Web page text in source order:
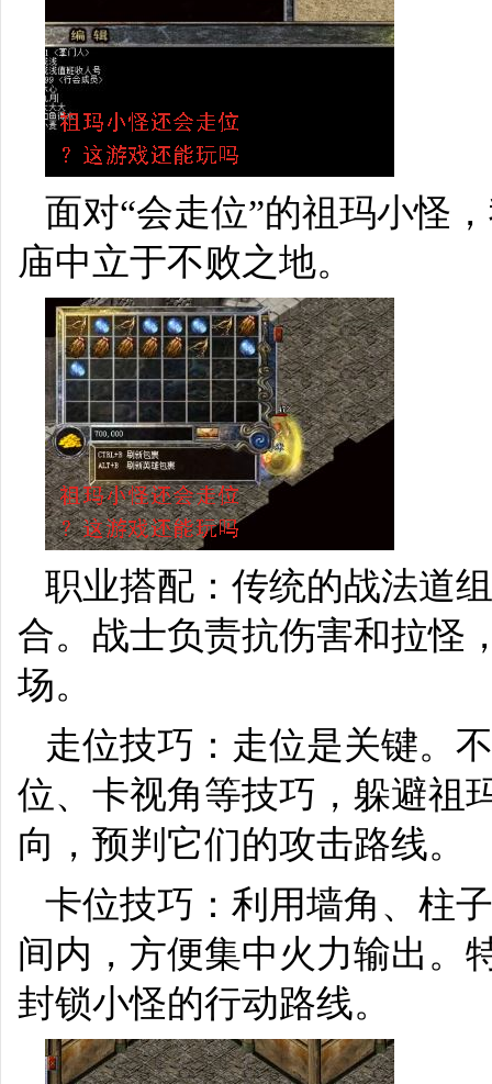
面对“会走位”的祖玛小怪
庙中立于不败之地。
职业搭配：传统的战法道
合。战士负责抗伤害和拉怪
场。
走位技巧：走位是关键。
位、卡视角等技巧，躲避祖
向，预判它们的攻击路线。
卡位技巧：利用墙角、柱
间内，方便集中火力输出。
封锁小怪的行动路线。